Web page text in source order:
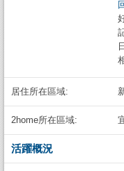
居住所在區域:
2home所在區域:
活躍概況